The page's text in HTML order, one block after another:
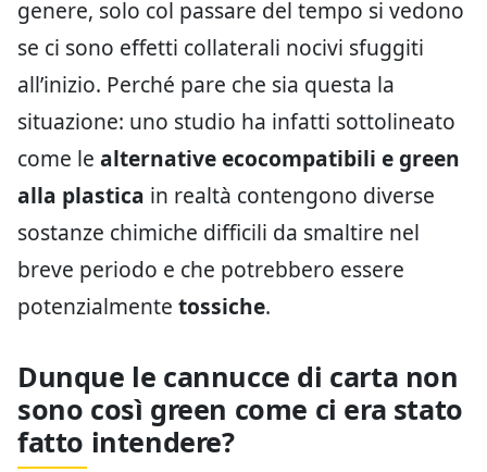
genere, solo col passare del tempo si vedono
se ci sono effetti collaterali nocivi sfuggiti
all’inizio. Perché pare che sia questa la
situazione: uno studio ha infatti sottolineato
come le alternative ecocompatibili e green
alla plastica in realtà contengono diverse
sostanze chimiche difficili da smaltire nel
breve periodo e che potrebbero essere
potenzialmente tossiche.
Dunque le cannucce di carta non
sono così green come ci era stato
fatto intendere?